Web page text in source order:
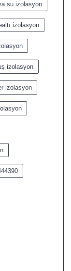
su izolasyon
izolasyon
izolasyon
izolasyon